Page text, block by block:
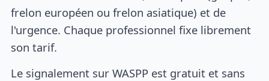
frelon européen ou frelon asiatique) et de
l'urgence. Chaque professionnel fixe librement
son tarif.
Le signalement sur WASPP est gratuit et sans